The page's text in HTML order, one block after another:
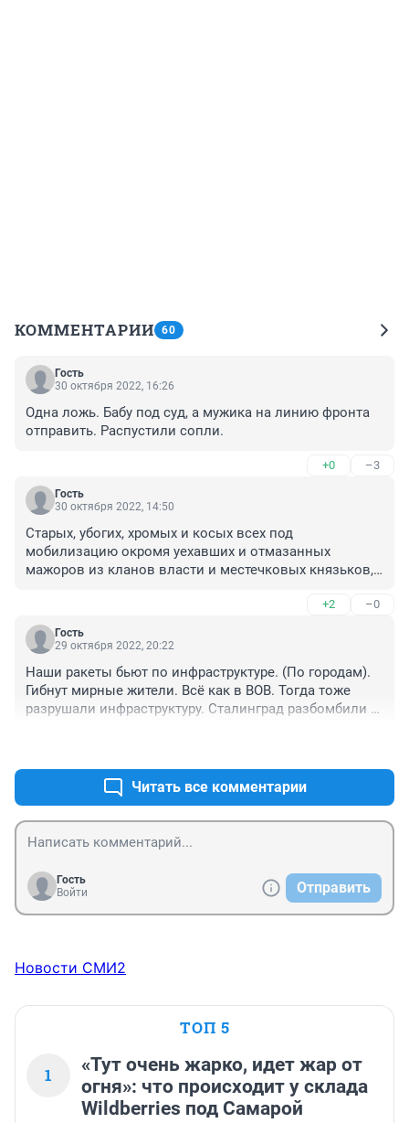
КОММЕНТАРИИ 60
Гость
30 октября 2022, 16:26
Одна ложь. Бабу под суд, а мужика на линию фронта
отправить. Распустили сопли.
+0 –3
Гость
30 октября 2022, 14:50
Старых, убогих, хромых и косых всех под
мобилизацию окромя уехавших и отмазанных
мажоров из кланов власти и местечковых князьков,
+2 –0
Гость
29 октября 2022, 20:22
Наши ракеты бьют по инфраструктуре. (По городам).
Гибнут мирные жители. Всё как в ВОВ. Тогда тоже
разрушали инфраструктуру. Сталинград разбомбили
преступление.
Читать все комментарии
Гость
Войти
Отправить
Новости СМИ2
ТОП 5
1
«Тут очень жарко, идет жар от
огня»: что происходит у склада
Wildberries под Самарой